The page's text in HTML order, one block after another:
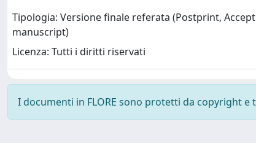
Tipologia: Versione finale referata (Postprint,
manuscript)
Licenza: Tutti i diritti riservati
I documenti in FLORE sono protetti da copyright